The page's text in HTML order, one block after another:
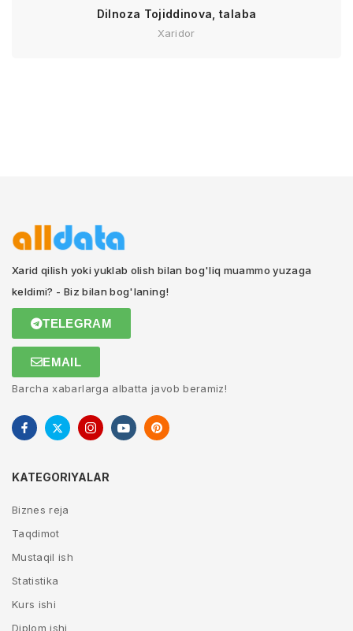
Dilnoza Tojiddinova, talaba
Xaridor
Xarid qilish yoki yuklab olish bilan bog'liq muammo yuzaga
keldimi? - Biz bilan bog'laning!
TELEGRAM
EMAIL
Barcha xabarlarga albatta javob beramiz!
KATEGORIYALAR
Biznes reja
Taqdimot
Mustaqil ish
Statistika
Kurs ishi
Diplom ishi